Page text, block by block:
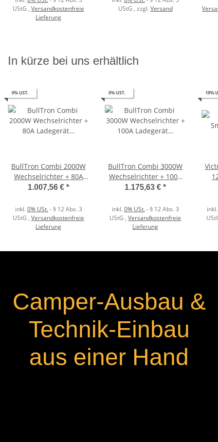
UStG , Versandkostenfreie
Lieferung
UStG , zzgl.Versand
In kürze bei uns erhältlich
0% UST.
BullTron Combi 2000W
Wechselrichter + 80A
Ladegerät mit
1.007,56 € *
inkl.0% USt.- § 12 Abs. 3
UStG , Versandkostenfreie
Lieferung
0% UST.
BullTron Combi 3000W
Wechselrichter + 100A
Ladegerät mit
1.175,63 € *
inkl.0% USt.- § 12 Abs. 3
UStG , Versandkostenfreie
Lieferung
19%
Camper-Ausbau &
Technik-Einbau
aus einer Hand